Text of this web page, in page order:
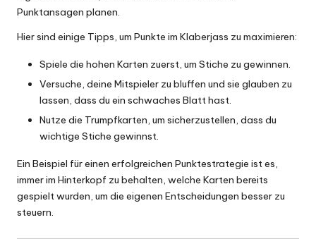
Punktansagen planen.
Hier sind einige Tipps, um Punkte im Klaberjass zu maximieren:
Spiele die hohen Karten zuerst, um Stiche zu gewinnen.
Versuche, deine Mitspieler zu bluffen und sie glauben zu
lassen, dass du ein schwaches Blatt hast.
Nutze die Trumpfkarten, um sicherzustellen, dass du
wichtige Stiche gewinnst.
Ein Beispiel für einen erfolgreichen Punktestrategie ist es,
immer im Hinterkopf zu behalten, welche Karten bereits
gespielt wurden, um die eigenen Entscheidungen besser zu
steuern.